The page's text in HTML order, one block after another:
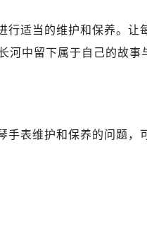
行适当的维护和保养。让
河中留下属于自己的故事
手表维护和保养的问题，